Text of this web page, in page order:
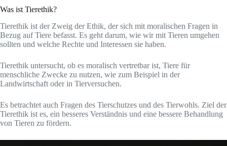
Was ist Tierethik?
Tierethik ist der Zweig der Ethik, der sich mit moralischen Fragen in
Bezug auf Tiere befasst. Es geht darum, wie wir mit Tieren umgehen
sollten und welche Rechte und Interessen sie haben.
Tierethik untersucht, ob es moralisch vertretbar ist, Tiere für
menschliche Zwecke zu nutzen, wie zum Beispiel in der
Landwirtschaft oder in Tierversuchen.
Es betrachtet auch Fragen des Tierschutzes und des Tierwohls. Ziel der
Tierethik ist es, ein besseres Verständnis und eine bessere Behandlung
von Tieren zu fördern.